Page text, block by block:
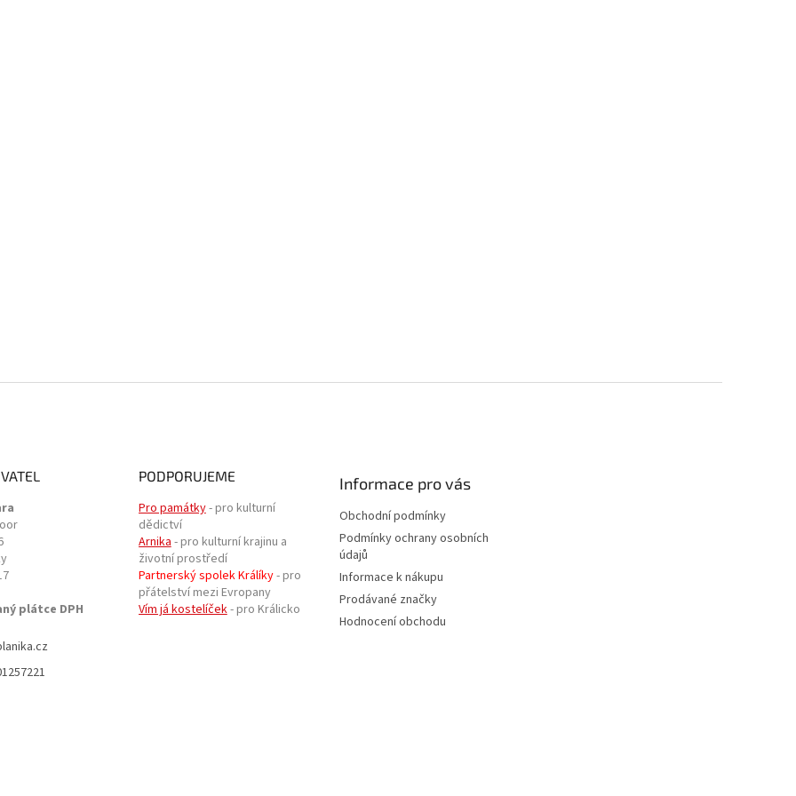
plátce DPH
PODPORUJEME
Pro památky- pro kulturní
dědictví
Arnika - pro kulturní krajinu a
životní prostředí
Partnerský spolek Králíky- pro
přátelství mezi Evropany
Vím já kostelíček- pro Králicko
Informace pro vás
Obchodní podmínky
Podmínky ochrany osobních
údajů
Informace k nákupu
Prodávané značky
Hodnocení obchodu